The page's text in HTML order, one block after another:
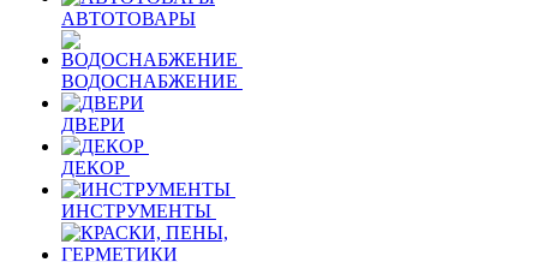
АВТОТОВАРЫ
ВОДОСНАБЖЕНИЕ
ДВЕРИ
ДЕКОР
ИНСТРУМЕНТЫ